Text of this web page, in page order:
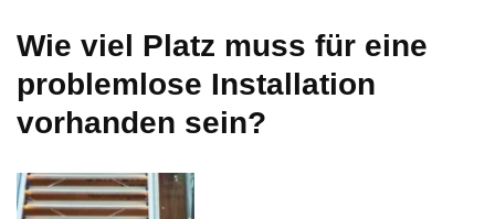
Wie viel Platz muss für eine
problemlose Installation
vorhanden sein?